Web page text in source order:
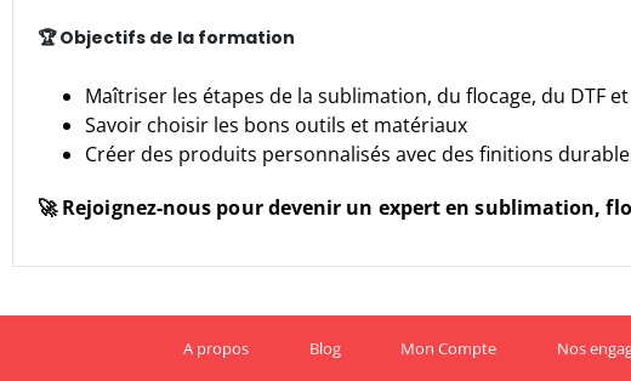
🏆 Objectifs de la formation
Maîtriser les étapes de la sublimation, du flocage, du DTF et
Savoir choisir les bons outils et matériaux
Créer des produits personnalisés avec des finitions
🚀 Rejoignez-nous pour devenir un expert en sublimation,
A propos Blog Mon Compte Nos